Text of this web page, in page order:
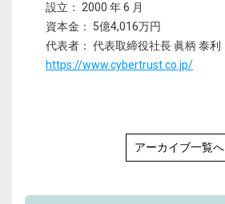
設立： 2000 年 6 月
資本金： 5億4,016万円
代表者： 代表取締役社長 眞柄 泰利
https://www.cybertrust.co.jp/
アーカイブ一覧へ